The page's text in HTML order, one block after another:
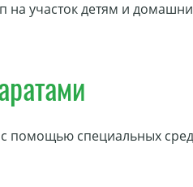
на участок детям и
помощью специальных